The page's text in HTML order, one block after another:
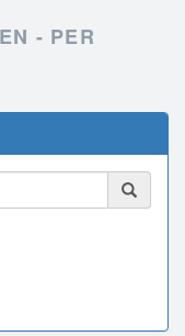
- PER